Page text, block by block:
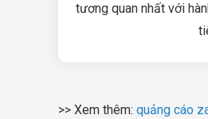
tương quan nhất với
>> Xem thêm: quảng cáo